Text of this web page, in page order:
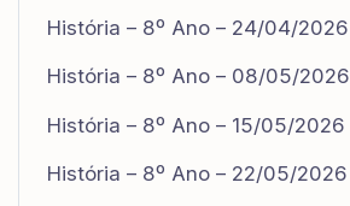
História – 8º Ano – 24/04/2026
História – 8º Ano – 08/05/2026
História – 8º Ano – 15/05/2026
História – 8º Ano – 22/05/2026